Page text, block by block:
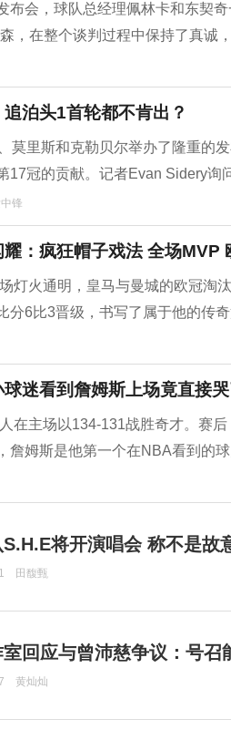
布会，球队总经理佩林卡和东契
，在整个谈判过程中保持了真诚
泊头1首轮都不肯出？
莫里斯和克勒贝尔举办了隆重的
17冠的贡献。记者Evan Sidery询
锋
：疯狂帽子戏法 全场MVP
灯火通明，皇马与曼城的欧冠淘
分6比3晋级，书写了属于他的传
迷看到詹姆斯上场竟直接
在主场以134-131战胜奇才。赛
詹姆斯是他第一个在NBA看到的球
S.H.E将开演唱会 称不是故
田馥甄
回应与曾沛慈争议：号召
黄灿灿